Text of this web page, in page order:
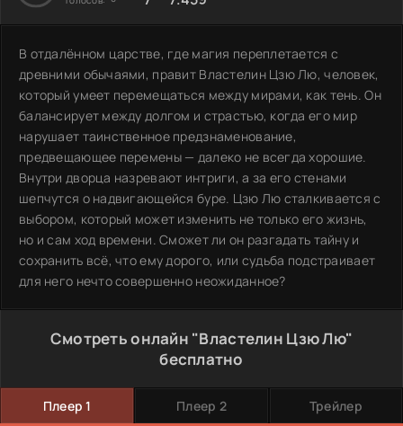
В отдалённом царстве, где магия переплетается с
древними обычаями, правит Властелин Цзю Лю, человек,
который умеет перемещаться между мирами, как тень. Он
балансирует между долгом и страстью, когда его мир
нарушает таинственное предзнаменование,
предвещающее перемены — далеко не всегда хорошие.
Внутри дворца назревают интриги, а за его стенами
шепчутся о надвигающейся буре. Цзю Лю сталкивается с
выбором, который может изменить не только его жизнь,
но и сам ход времени. Сможет ли он разгадать тайну и
сохранить всё, что ему дорого, или судьба подстраивает
для него нечто совершенно неожиданное?
Смотреть онлайн "Властелин Цзю Лю"
бесплатно
Плеер 1 Плеер 2 Трейлер